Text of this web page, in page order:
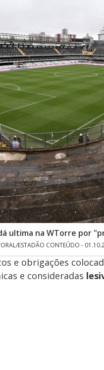
ultima na WTorre por
ESTADÃO CONTEÚDO -
e obrigações
e consideradas